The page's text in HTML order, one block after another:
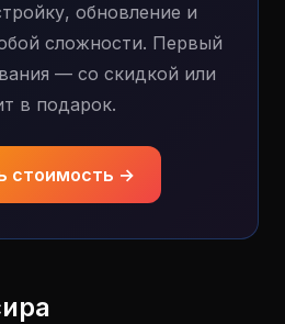
обновление и
сложности. Первый
— со скидкой или
в подарок.
стоимость →